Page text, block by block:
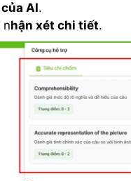
AI.
nhận xét chi tiết.